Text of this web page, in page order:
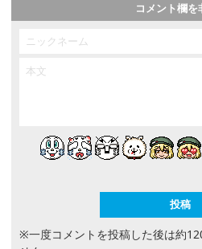
コメント欄を
※一度コメントを投稿した後は約